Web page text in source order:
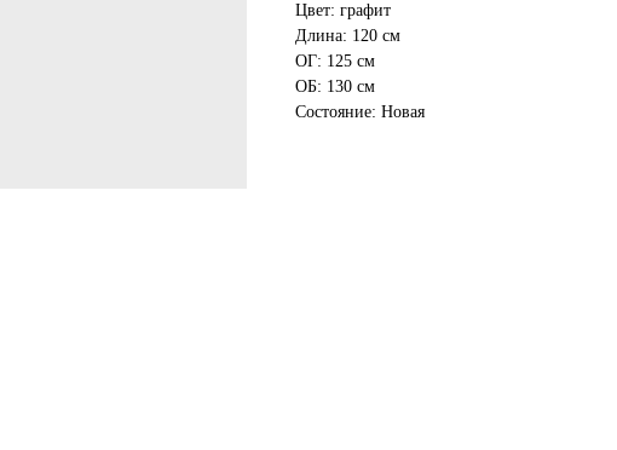
Цвет: графит
Длина: 120 см
ОГ: 125 см
ОБ: 130 см
Состояние: Новая